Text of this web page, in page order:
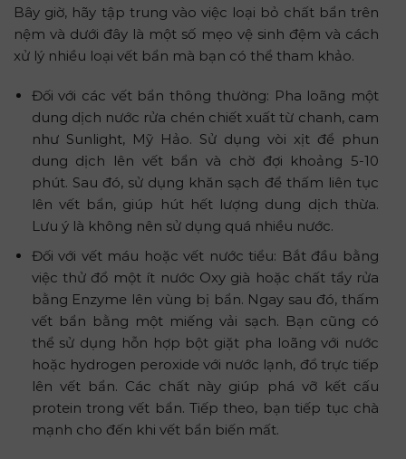
Bây giờ, hãy tập trung vào việc loại bỏ chất bẩn trên
nệm và dưới đây là một số mẹo vệ sinh đệm và cách
xử lý nhiều loại vết bẩn mà bạn có thể tham khảo.
Đối với các vết bẩn thông thường: Pha loãng một
dung dịch nước rửa chén chiết xuất từ chanh, cam
như Sunlight, Mỹ Hảo. Sử dụng vòi xịt để phun
dung dịch lên vết bẩn và chờ đợi khoảng 5-10
phút. Sau đó, sử dụng khăn sạch để thấm liên tục
lên vết bẩn, giúp hút hết lượng dung dịch thừa.
Lưu ý là không nên sử dụng quá nhiều nước.
Đối với vết máu hoặc vết nước tiểu: Bắt đầu bằng
việc thử đổ một ít nước Oxy già hoặc chất tẩy rửa
bằng Enzyme lên vùng bị bẩn. Ngay sau đó, thấm
vết bẩn bằng một miếng vải sạch. Bạn cũng có
thể sử dụng hỗn hợp bột giặt pha loãng với nước
hoặc hydrogen peroxide với nước lạnh, đổ trực tiếp
lên vết bẩn. Các chất này giúp phá vỡ kết cấu
protein trong vết bẩn. Tiếp theo, bạn tiếp tục chà
mạnh cho đến khi vết bẩn biến mất.